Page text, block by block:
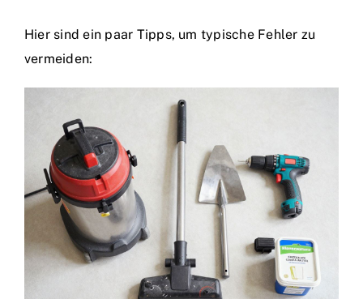
Hier sind ein paar Tipps, um typische Fehler zu
vermeiden: